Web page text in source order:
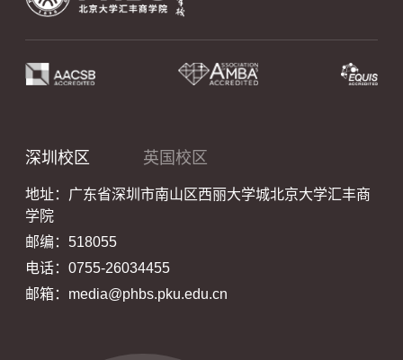
深圳校区 英国校区
地址：广东省深圳市南山区西丽大学城北京大学汇丰商
学院
邮编：518055
电话：0755-26034455
邮箱：media@phbs.pku.edu.cn